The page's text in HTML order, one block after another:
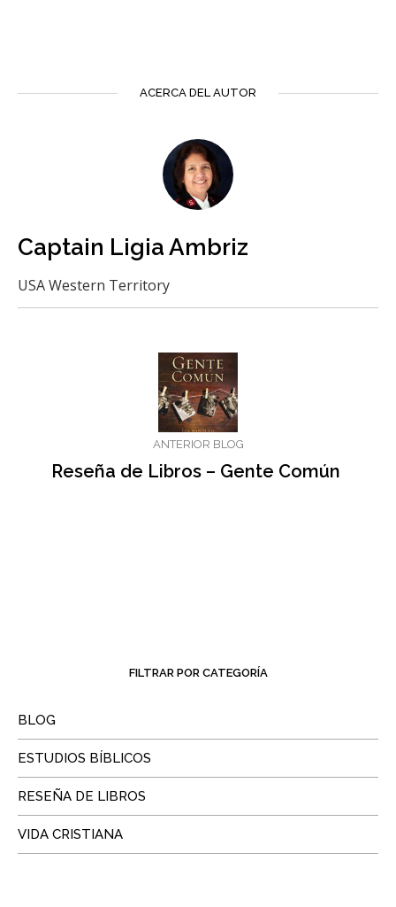
ACERCA DEL AUTOR
Captain Ligia Ambriz
USA Western Territory
ANTERIOR BLOG
Reseña de Libros – Gente Común
FILTRAR POR CATEGORÍA
BLOG
ESTUDIOS BÍBLICOS
RESEÑA DE LIBROS
VIDA CRISTIANA